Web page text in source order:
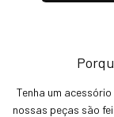
Tenha um
nossas peças são